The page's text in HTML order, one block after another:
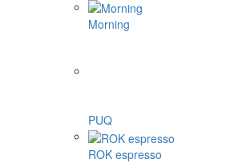
Morning
PUQ
ROK espresso